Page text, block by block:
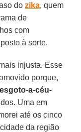
dozika, quem
de
com
à sorte.
injusta. Esse
porque,
a-céu-
Uma em
até os cinco
da região